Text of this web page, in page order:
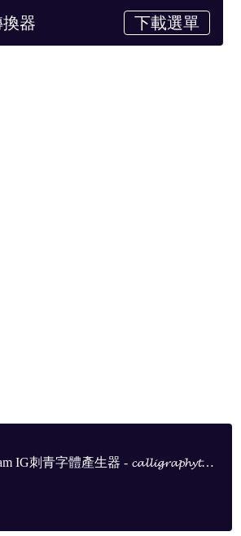
器 下載選單
IG刺青字體產生器 - 𝓬𝓪𝓵𝓵𝓲𝓰𝓻𝓪𝓹𝓱𝔂𝓽𝓸𝓹𝓷𝓰